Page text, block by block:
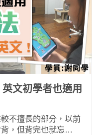
轉奇績課程所帶來
使用下去！
不擅長的部分，以前
，但背完也就忘